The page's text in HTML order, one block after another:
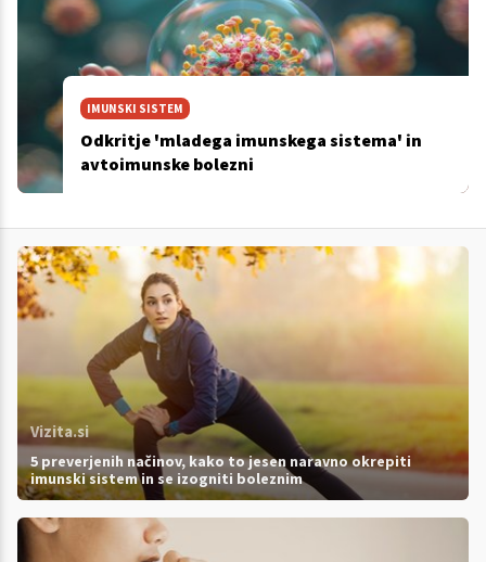
IMUNSKI SISTEM
Odkritje 'mladega imunskega sistema' in
avtoimunske bolezni
Vizita.si
5 preverjenih načinov, kako to jesen naravno okrepiti
imunski sistem in se izogniti boleznim